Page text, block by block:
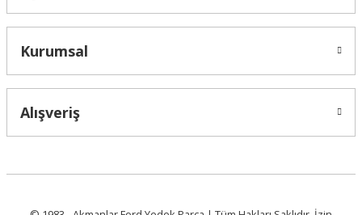
Kurumsal
Alışveriş